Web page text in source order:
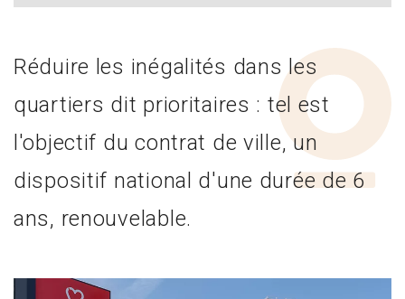
Réduire les inégalités dans les
quartiers dit prioritaires : tel est
l'objectif du contrat de ville, un
dispositif national d'une durée de 6
ans, renouvelable.